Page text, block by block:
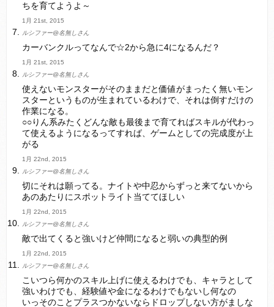
ちを育てようよ～
1月 21st, 2015
ルシファー@名無しさん
カーバンクルってなんで☆2から急に4になるんだ？
1月 21st, 2015
ルシファー@名無しさん
使えないモンスターがそのままだと価値がまったく無いモン
スターというものが生まれているわけで、それは倒すだけの
作業になる。
○○りん系みたくどんな敵も最後まで育てればスキルが代わっ
て使えるようになるってすれば、ゲームとしての完成度が上
がる
1月 22nd, 2015
ルシファー@名無しさん
切にそれは願ってる。ナイトや中忍からずっと来てないから
あのあたりにスポットライト当ててほしい
1月 22nd, 2015
ルシファー@名無しさん
敵で出てくると強いけど仲間になると弱いの典型的例
1月 22nd, 2015
ルシファー@名無しさん
こいつら何かのスキル上げに使えるわけでも、キャラとして
強いわけでも、経験値や金になるわけでもないし何なの
いっそのことプラスつかないならドロップしない方がましな